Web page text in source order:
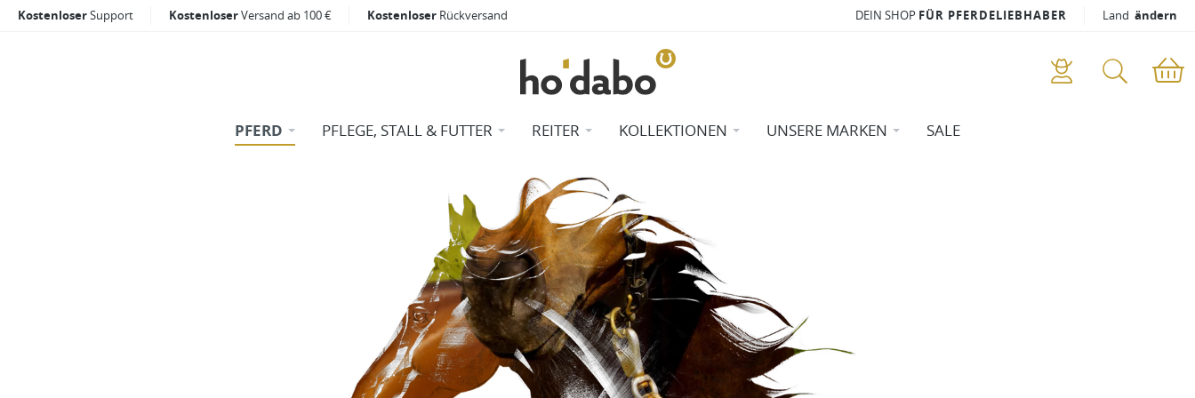
KostenloserSupport KostenloserVersand ab 100 € Kostenloser Rückversand DEIN SHOP FÜR PFERDELIEBHABER Land ändern
PFERD PFLEGE, STALL & FUTTER REITER KOLLEKTIONEN UNSERE MARKEN SALE